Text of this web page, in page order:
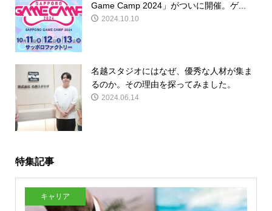
Game Camp 2024」がついに開催。ゲ...
2024.10.10
名越スタジオにはなぜ、優秀な人材が集ま
るのか。その理由を探ってみました。
2024.06.14
特集記事
キャリア